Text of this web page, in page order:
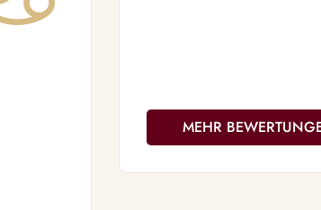
MEHR